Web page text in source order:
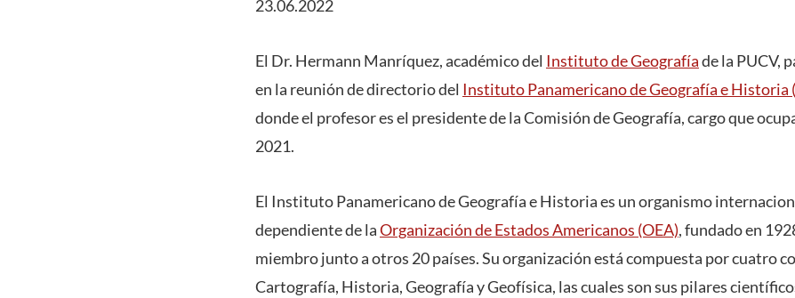
23.06.2022
El Dr. Hermann Manríquez, académico del Instituto de Geografíade la PUCV,
en la reunión de directorio del Instituto Panamericano de Geografía e Historia
donde el profesor es el presidente de la Comisión de Geografía, cargo que
2021.
El Instituto Panamericano de Geografía e Historia es un organismo
dependiente de laOrganización de Estados Americanos (OEA), fundado en
miembro junto a otros 20 países. Su organización está compuesta por cuatro
Cartografía, Historia, Geografía y Geofísica, las cuales son sus pilares